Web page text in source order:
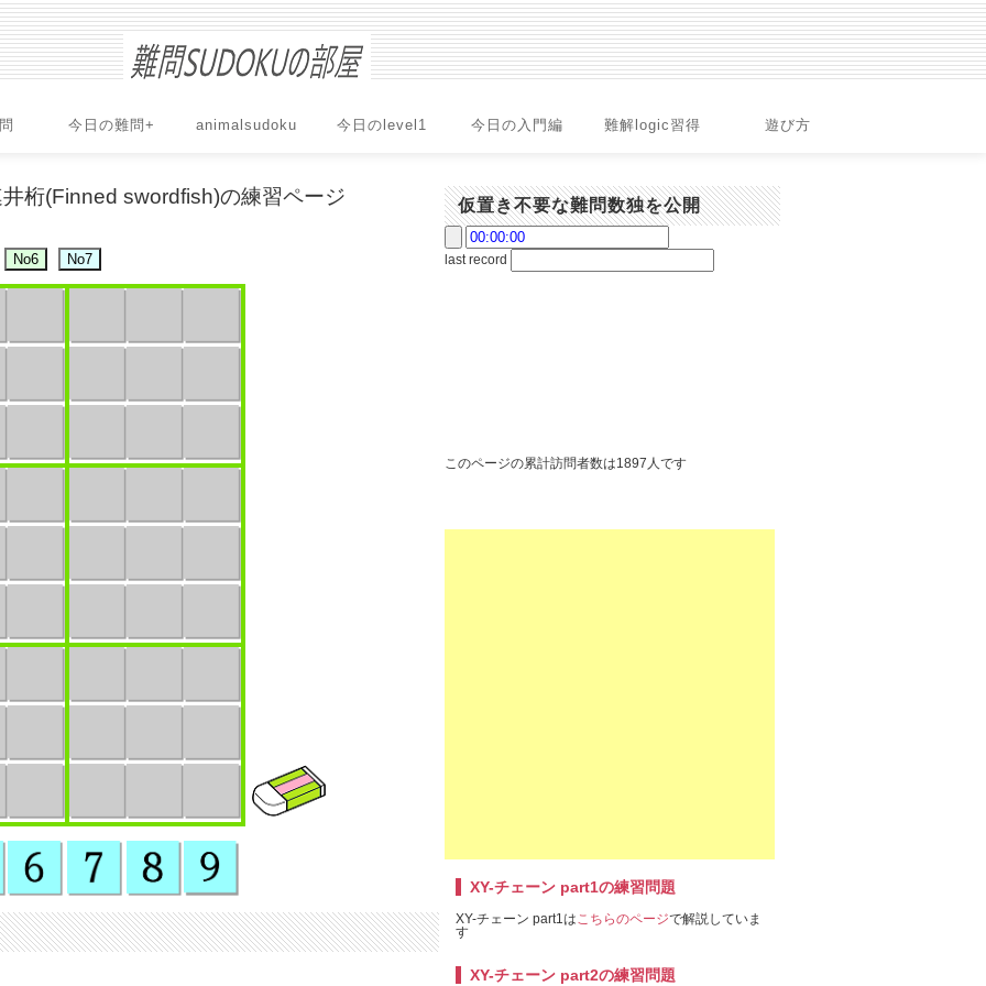
今日の難問+ animalsudoku 今日のlevel1 今日の入門編 難解logic習得 遊び方
桁(Finned swordfish)の練習ページ 仮置き不要な難問数独を公開
last record
このページの累計訪問者数は1897人です
XY-チェーン part1の練習問題
XY-チェーン part1はこちらのページで解説していま
す
XY-チェーン part2の練習問題